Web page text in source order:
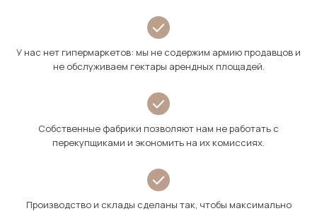
У нас нет гипермаркетов: мы не содержим армию продавцов и
не обслуживаем гектары арендных площадей.
Собственные фабрики позволяют нам не работать с
перекупщиками и экономить на их комиссиях.
Производство и склады сделаны так, чтобы максимально